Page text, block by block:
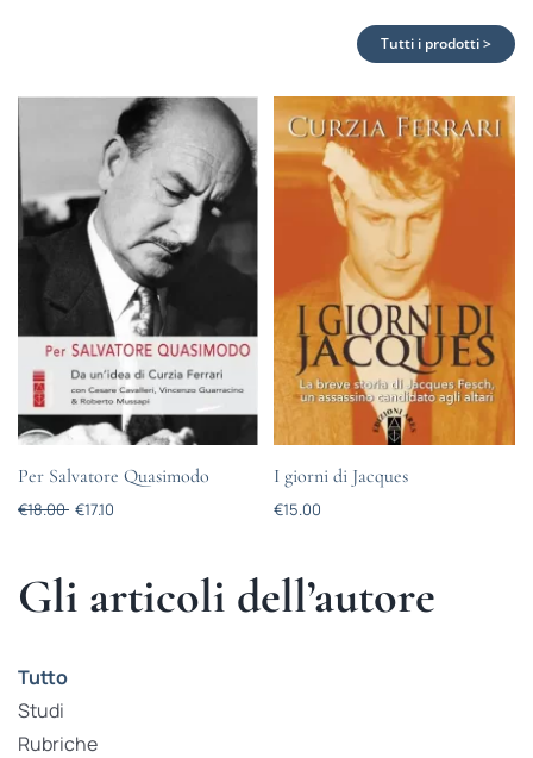
Tutti i prodotti >
Per Salvatore Quasimodo
€18.00 €17.10
I giorni di Jacques
€15.00
Gli articoli dell’autore
Tutto
Studi
Rubriche